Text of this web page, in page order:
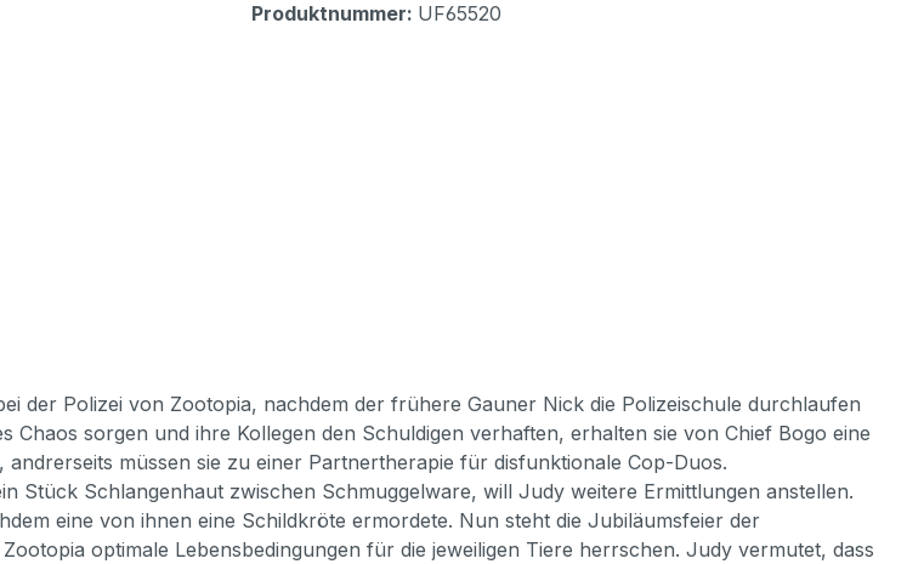
Produktnummer: UF65520
der Polizei von Zootopia, nachdem der frühere Gauner Nick die Polizeischule durchlaufen
sorgen und ihre Kollegen den Schuldigen verhaften, erhalten sie von Chief Bogo eine
müssen sie zu einer Partnertherapie für disfunktionale Cop-Duos.
Stück Schlangenhaut zwischen Schmuggelware, will Judy weitere Ermittlungen anstellen.
eine von ihnen eine Schildkröte ermordete. Nun steht die Jubiläumsfeier der
optimale Lebensbedingungen für die jeweiligen Tiere herrschen. Judy vermutet, dass